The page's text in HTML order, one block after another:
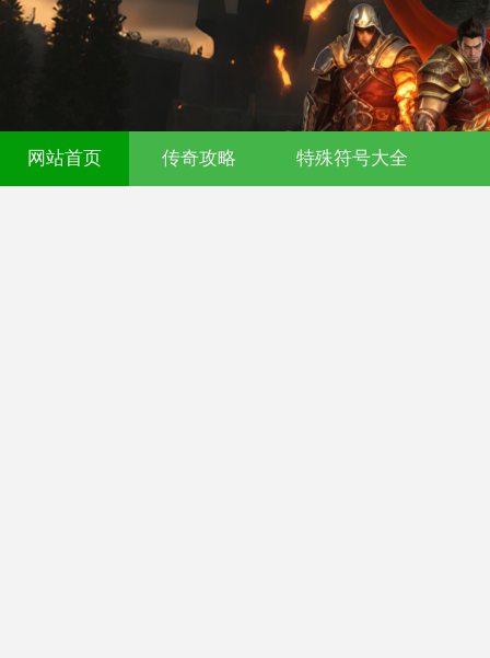
网站首页 传奇攻略 特殊符号大全